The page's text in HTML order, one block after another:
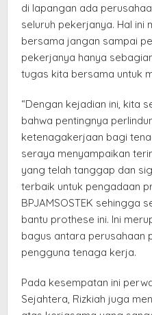
di lapangan ada
seluruh pekerjanya. Hal ini
bersama jangan sampai
pekerjanya hanya
tugas kita bersama untuk
“Dengan kejadian ini, kita
bahwa pentingnya
ketenagakerjaan bagi
seraya menyampaikan
yang telah tanggap dan
terbaik untuk pengadaan
BPJAMSOSTEK sehingga
bantu prothese ini. Ini
bagus antara perusahaan
pengguna tenaga kerja.
Pada kesempatan ini
Sejahtera, Rizkiah juga